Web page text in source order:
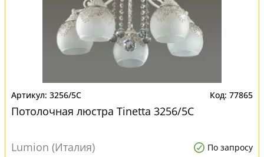
3256/5C 77865
Потолочная люстра Tinetta 3256/5C
Lumion (Италия) По запросу